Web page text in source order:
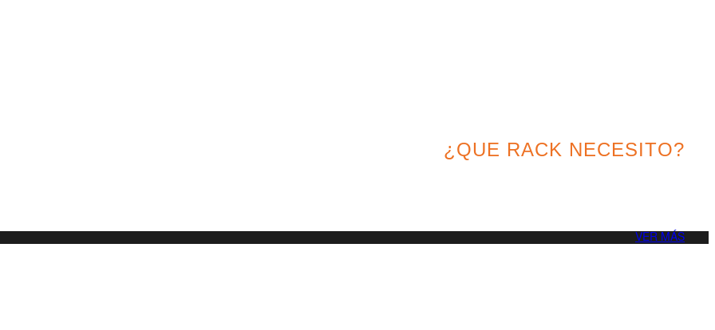
¿QUE RACK NECESITO?
VER MÁS